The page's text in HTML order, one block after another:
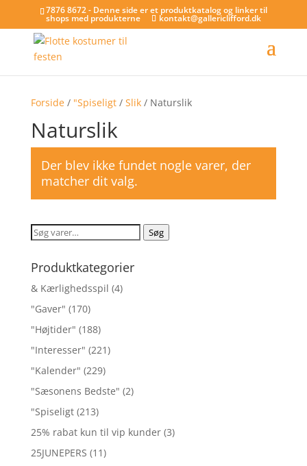
7876 8672 - Denne side er et produktkatalog og linker til
shops med produkterne kontakt@gallericlifford.dk
Forside/ "Spiseligt/ Slik/ Naturslik
Naturslik
Der blev ikke fundet nogle varer, der
matcher dit valg.
Søg
Søg
Produktkategorier
& Kærlighedsspil (4)
"Gaver" (170)
"Højtider" (188)
"Interesser" (221)
"Kalender" (229)
"Sæsonens Bedste" (2)
"Spiseligt (213)
25% rabat kun til vip kunder (3)
25JUNEPERS (11)